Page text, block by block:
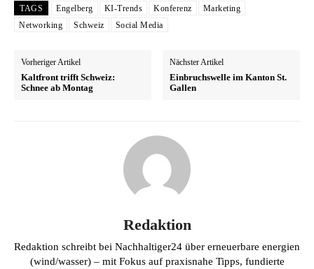
TAGS Engelberg KI-Trends Konferenz
Marketing
Networking
Schweiz Social Media
Vorheriger Artikel
Kaltfront trifft Schweiz:
Schnee ab Montag
Nächster Artikel
Einbruchswelle im Kanton St.
Gallen
Redaktion
Redaktion schreibt bei Nachhaltiger24 über erneuerbare energien
(wind/wasser) – mit Fokus auf praxisnahe Tipps, fundierte